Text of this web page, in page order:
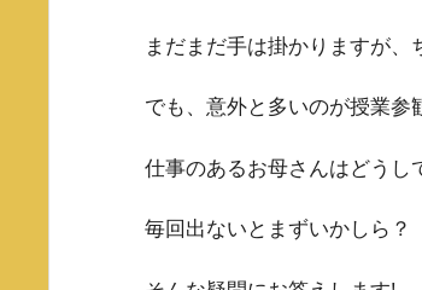
まだまだ手は掛かりますが、
でも、意外と多いのが授業参
仕事のあるお母さんはどうし
毎回出ないとまずいかしら？